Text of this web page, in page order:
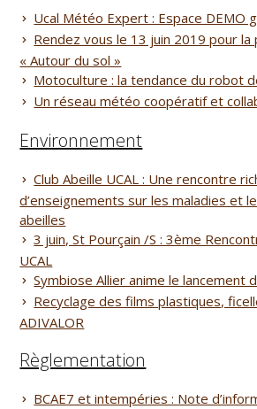
Ucal Météo Expert : Espace DEMO
Rendez vous le 13 juin 2019 pour
« Autour du sol »
Motoculture : la tendance du robot
Un réseau météo coopératif et
Environnement
Club Abeille UCAL : Une rencontre
d’enseignements sur les maladies et
abeilles
3 juin, St Pourçain /S : 3ème
UCAL
Symbiose Allier anime le lancement
Recyclage des films plastiques,
ADIVALOR
Règlementation
BCAE7 et intempéries : Note